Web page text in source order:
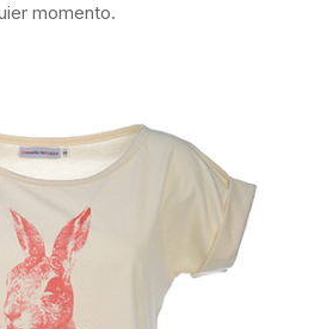
momento.